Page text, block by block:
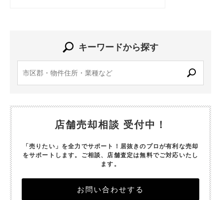
キーワードから探す
店舗売却相談 受付中！
「売りたい」を全力でサポート！居抜きのプロが有利な売却
をサポートします。 ご相談、店舗査定は無料でご対応いたし
ます。
お問い合わせする